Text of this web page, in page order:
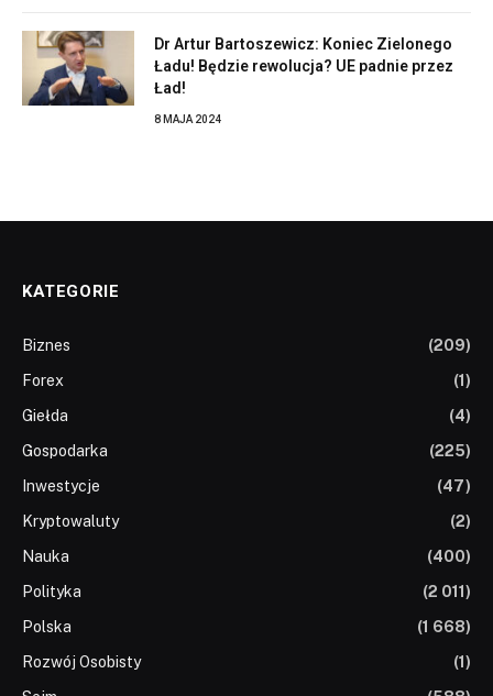
Dr Artur Bartoszewicz: Koniec Zielonego
Ładu! Będzie rewolucja? UE padnie przez
Ład!
8 MAJA 2024
KATEGORIE
Biznes
(209)
Forex
(1)
Giełda
(4)
Gospodarka
(225)
Inwestycje
(47)
Kryptowaluty
(2)
Nauka
(400)
Polityka
(2 011)
Polska
(1 668)
Rozwój Osobisty
(1)